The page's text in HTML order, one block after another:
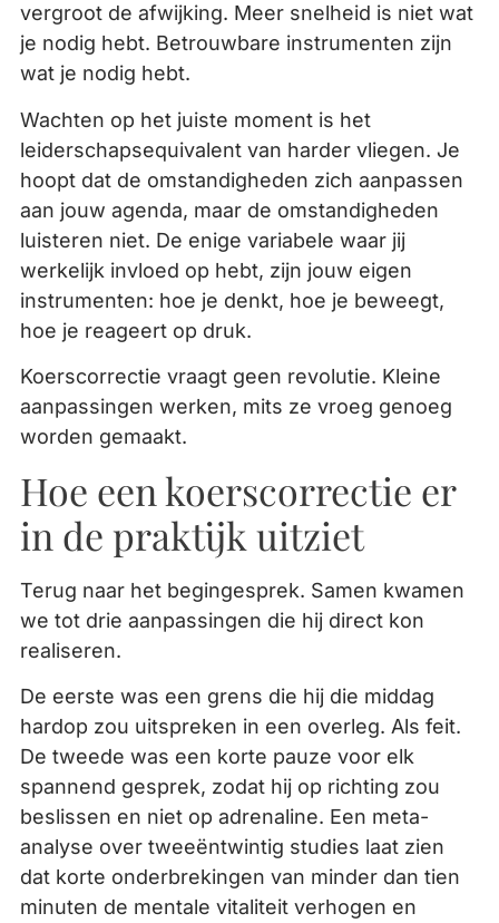
vergroot de afwijking. Meer snelheid is niet wat
je nodig hebt. Betrouwbare instrumenten zijn
wat je nodig hebt.
Wachten op het juiste moment is het
leiderschapsequivalent van harder vliegen. Je
hoopt dat de omstandigheden zich aanpassen
aan jouw agenda, maar de omstandigheden
luisteren niet. De enige variabele waar jij
werkelijk invloed op hebt, zijn jouw eigen
instrumenten: hoe je denkt, hoe je beweegt,
hoe je reageert op druk.
Koerscorrectie vraagt geen revolutie. Kleine
aanpassingen werken, mits ze vroeg genoeg
worden gemaakt.
Hoe een koerscorrectie er
in de praktijk uitziet
Terug naar het begingesprek. Samen kwamen
we tot drie aanpassingen die hij direct kon
realiseren.
De eerste was een grens die hij die middag
hardop zou uitspreken in een overleg. Als feit.
De tweede was een korte pauze voor elk
spannend gesprek, zodat hij op richting zou
beslissen en niet op adrenaline. Een meta-
analyse over tweeëntwintig studies laat zien
dat korte onderbrekingen van minder dan tien
minuten de mentale vitaliteit verhogen en